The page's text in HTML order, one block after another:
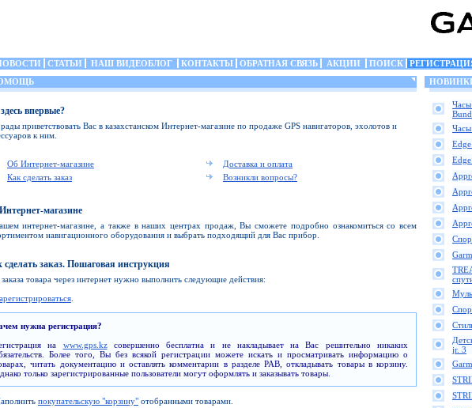
СТАТЬИ НАШ ВИДЕОБЛОГ КОНТАКТЫ ОБРАТНАЯ СВЯЗЬ АКЦИИ ПОИСК
впервые?
приветствовать Вас в казахстанском Интернет-магазине по продаже GPS навигаторов, эхолотов и
к ним.
Об Интернет-магазине
Доставка и оплата
Как сделать заказ
Возникли вопросы?
магазине
интернет-магазине, а также в наших центрах продаж, Вы сможете подробно ознакомиться со всем
навигационного оборудования и выбрать подходящий для Вас прибор.
сделать заказ. Пошаговая инструкция
товара через интернет нужно выполнить следующие действия:
нужна регистрация?
на www.gps.kzсовершенно бесплатна и не накладывает на Вас решительно никаких
Более того, Вы без всякой регистрации можете искать и просматривать информацию о
читать документацию и оставлять комментарии в разделе PAB, откладывать товары в корзину.
только зарегистрированные пользователи могут оформлять и заказывать товары.
покупательскую "корзину" отобранными товарами.
Часы
jr. 3